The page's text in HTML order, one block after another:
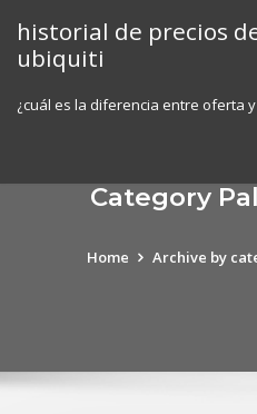
content
historial de precios
ubiquiti
¿cuál es la diferencia entre oferta y
Category
Home Archive by